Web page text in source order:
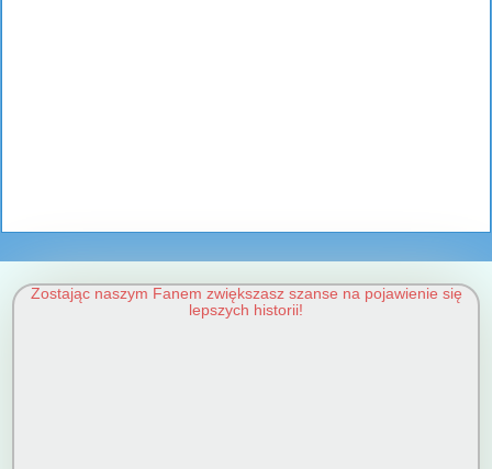
Zostając naszym Fanem zwiększasz szanse na pojawienie się
lepszych historii!